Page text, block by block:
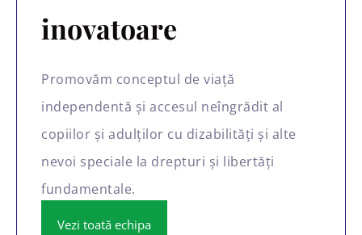
inovatoare
Promovăm conceptul de viață
independentă și accesul neîngrădit al
copiilor și adulților cu dizabilități și alte
nevoi speciale la drepturi și libertăți
fundamentale.
Vezi toată echipa